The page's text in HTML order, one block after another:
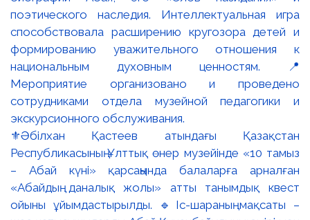
⚜️Әбілхан Қастеев атындағы Қазақстан
Республикасының Ұлттық өнер музейінде «10 тамыз
– Абай күні» қарсаңында балаларға арналған
«Абайдың даналық жолы» атты танымдық квест
ойыны ұйымдастырылды. 🔹Іс-шараның мақсаты –